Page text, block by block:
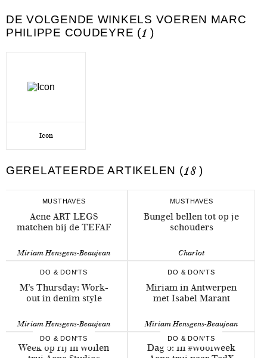
DE VOLGENDE WINKELS VOEREN MARC
PHILIPPE COUDEYRE (1 )
Icon
GERELATEERDE ARTIKELEN (18 )
MUSTHAVES
Acne ART LEGS
matchen bij de TEFAF
Miriam Hensgens-Beaujean
MUSTHAVES
Bungel bellen tot op je
schouders
Charlot
DO & DON'TS
M’s Thursday: Work-
out in denim style
Miriam Hensgens-Beaujean
DO & DON'TS
Miriam in Antwerpen
met Isabel Marant
Miriam Hensgens-Beaujean
DO & DON'TS
Week op rij in wollen
DO & DON'TS
Dag 5: In #woolweek